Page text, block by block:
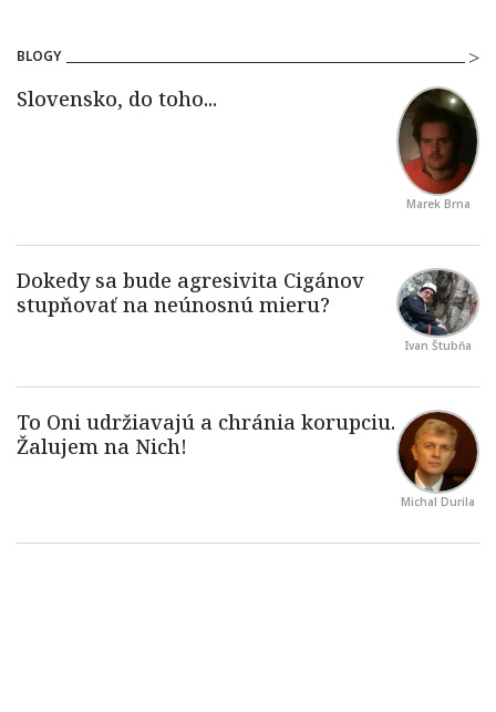
BLOGY
Marek Brna
Ivan Štubňa
Michal Durila